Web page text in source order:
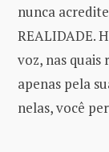
nunca
REALIDADE.
voz, nas quais
apenas pela
nelas, você